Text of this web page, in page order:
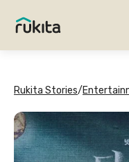
Rukita Stories/